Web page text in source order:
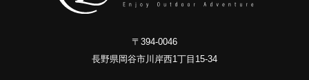
〒394-0046
長野県岡谷市川岸西1丁目15-34